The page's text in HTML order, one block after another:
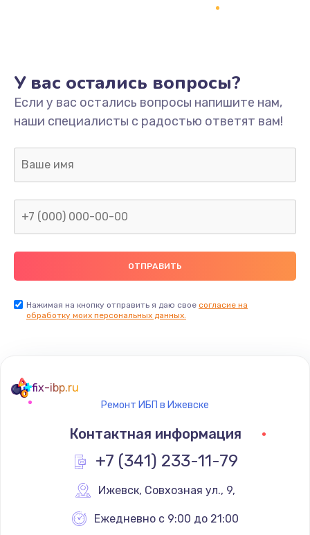
У вас остались вопросы?
Если у вас остались вопросы напишите нам,
наши специалисты с радостью ответят вам!
Нажимая на кнопку отправить я даю свое согласие на
обработку моих персональных данных.
fix-ibp.ru
Ремонт ИБП в Ижевске
Контактная информация
+7 (341) 233-11-79
Ижевск, Совхозная ул., 9,
Ежедневно с 9:00 до 21:00